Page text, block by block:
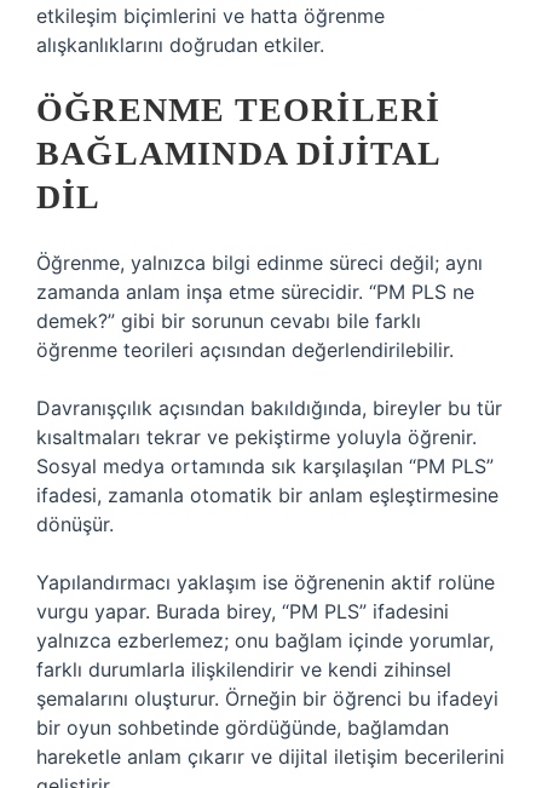
etkileşim biçimlerini ve hatta öğrenme
alışkanlıklarını doğrudan etkiler.
ÖĞRENME TEORILERI
BAĞLAMINDA DIJITAL
DIL
Öğrenme, yalnızca bilgi edinme süreci değil; aynı
zamanda anlam inşa etme sürecidir. “PM PLS ne
demek?” gibi bir sorunun cevabı bile farklı
öğrenme teorileri açısından değerlendirilebilir.
Davranışçılık açısından bakıldığında, bireyler bu tür
kısaltmaları tekrar ve pekiştirme yoluyla öğrenir.
Sosyal medya ortamında sık karşılaşılan “PM PLS”
ifadesi, zamanla otomatik bir anlam eşleştirmesine
dönüşür.
Yapılandırmacı yaklaşım ise öğrenenin aktif rolüne
vurgu yapar. Burada birey, “PM PLS” ifadesini
yalnızca ezberlemez; onu bağlam içinde yorumlar,
farklı durumlarla ilişkilendirir ve kendi zihinsel
şemalarını oluşturur. Örneğin bir öğrenci bu ifadeyi
bir oyun sohbetinde gördüğünde, bağlamdan
hareketle anlam çıkarır ve dijital iletişim becerilerini